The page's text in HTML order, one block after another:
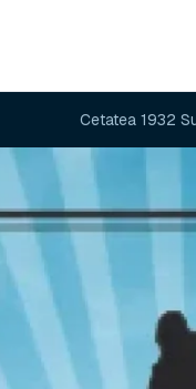
Cetatea 1932 Suceava